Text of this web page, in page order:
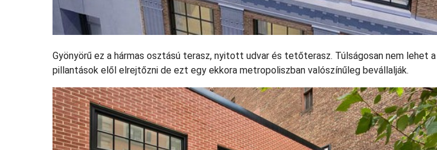
Gyönyörű ez a hármas osztású terasz, nyitott udvar és tetőterasz. Túlságosan nem lehet
pillantások elől elrejtőzni de ezt egy ekkora metropoliszban valószínűleg bevállalják.